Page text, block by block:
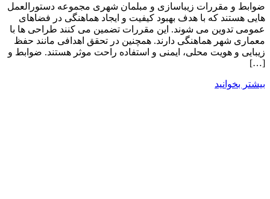
ضوابط و مقررات زیباسازی و مبلمان شهری مجموعه دستورالعمل
هایی هستند که با هدف بهبود کیفیت و ایجاد هماهنگی در فضاهای
عمومی تدوین می شوند. این مقررات تضمین می کنند طراحی ها با
معماری شهر هماهنگی دارند. همچنین در تحقق اهدافی مانند حفظ
زیبایی و هویت محلی، ایمنی و استفاده راحت موثر هستند. ضوابط و
[…]
بیشتر بخوانید